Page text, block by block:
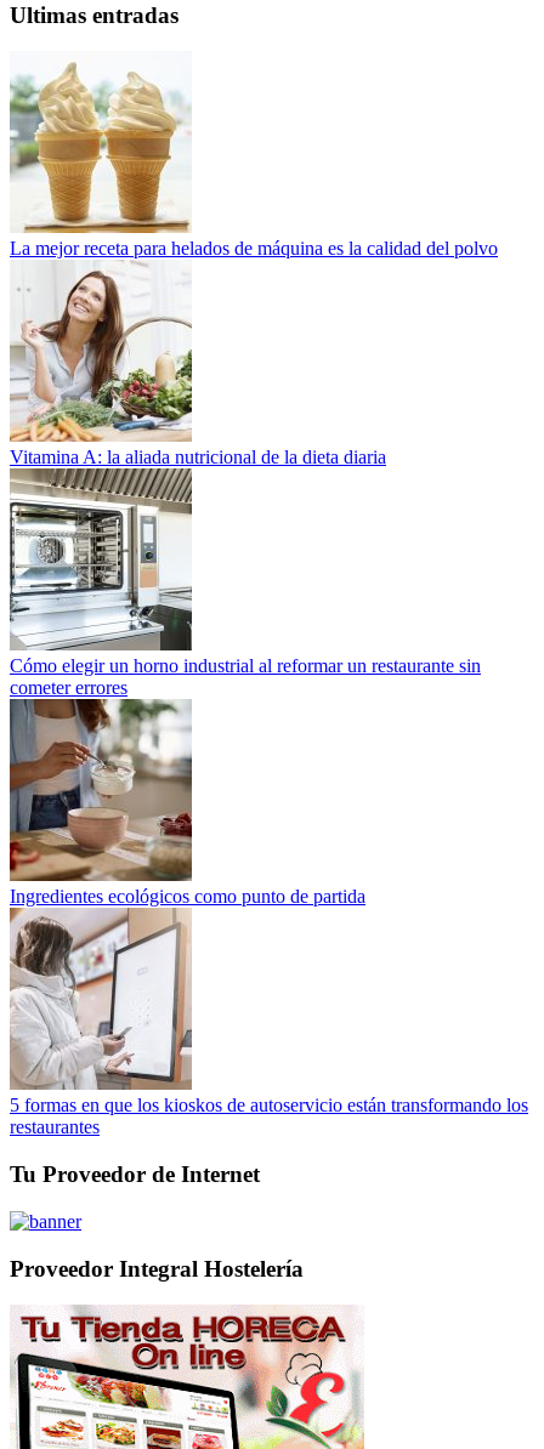
Ultimas entradas
La mejor receta para helados de máquina es la calidad del polvo
Vitamina A: la aliada nutricional de la dieta diaria
Cómo elegir un horno industrial al reformar un restaurante sin
cometer errores
Ingredientes ecológicos como punto de partida
5 formas en que los kioskos de autoservicio están transformando los
restaurantes
Tu Proveedor de Internet
Proveedor Integral Hostelería